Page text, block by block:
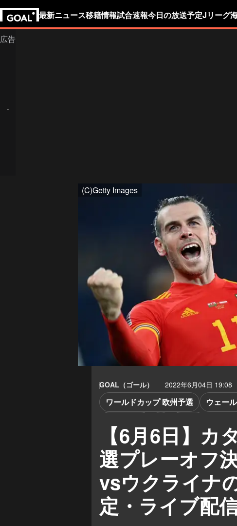
最新ニュース移籍情報試合速報今日の放送予定Jリーグ
(C)Getty Images
GOAL（ゴール） 2022年6月04日 19:08
【6月6日】カ
選プレーオフ
vsウクライナ
定・ライブ配
ワールドカップ 欧州予選 ウェー